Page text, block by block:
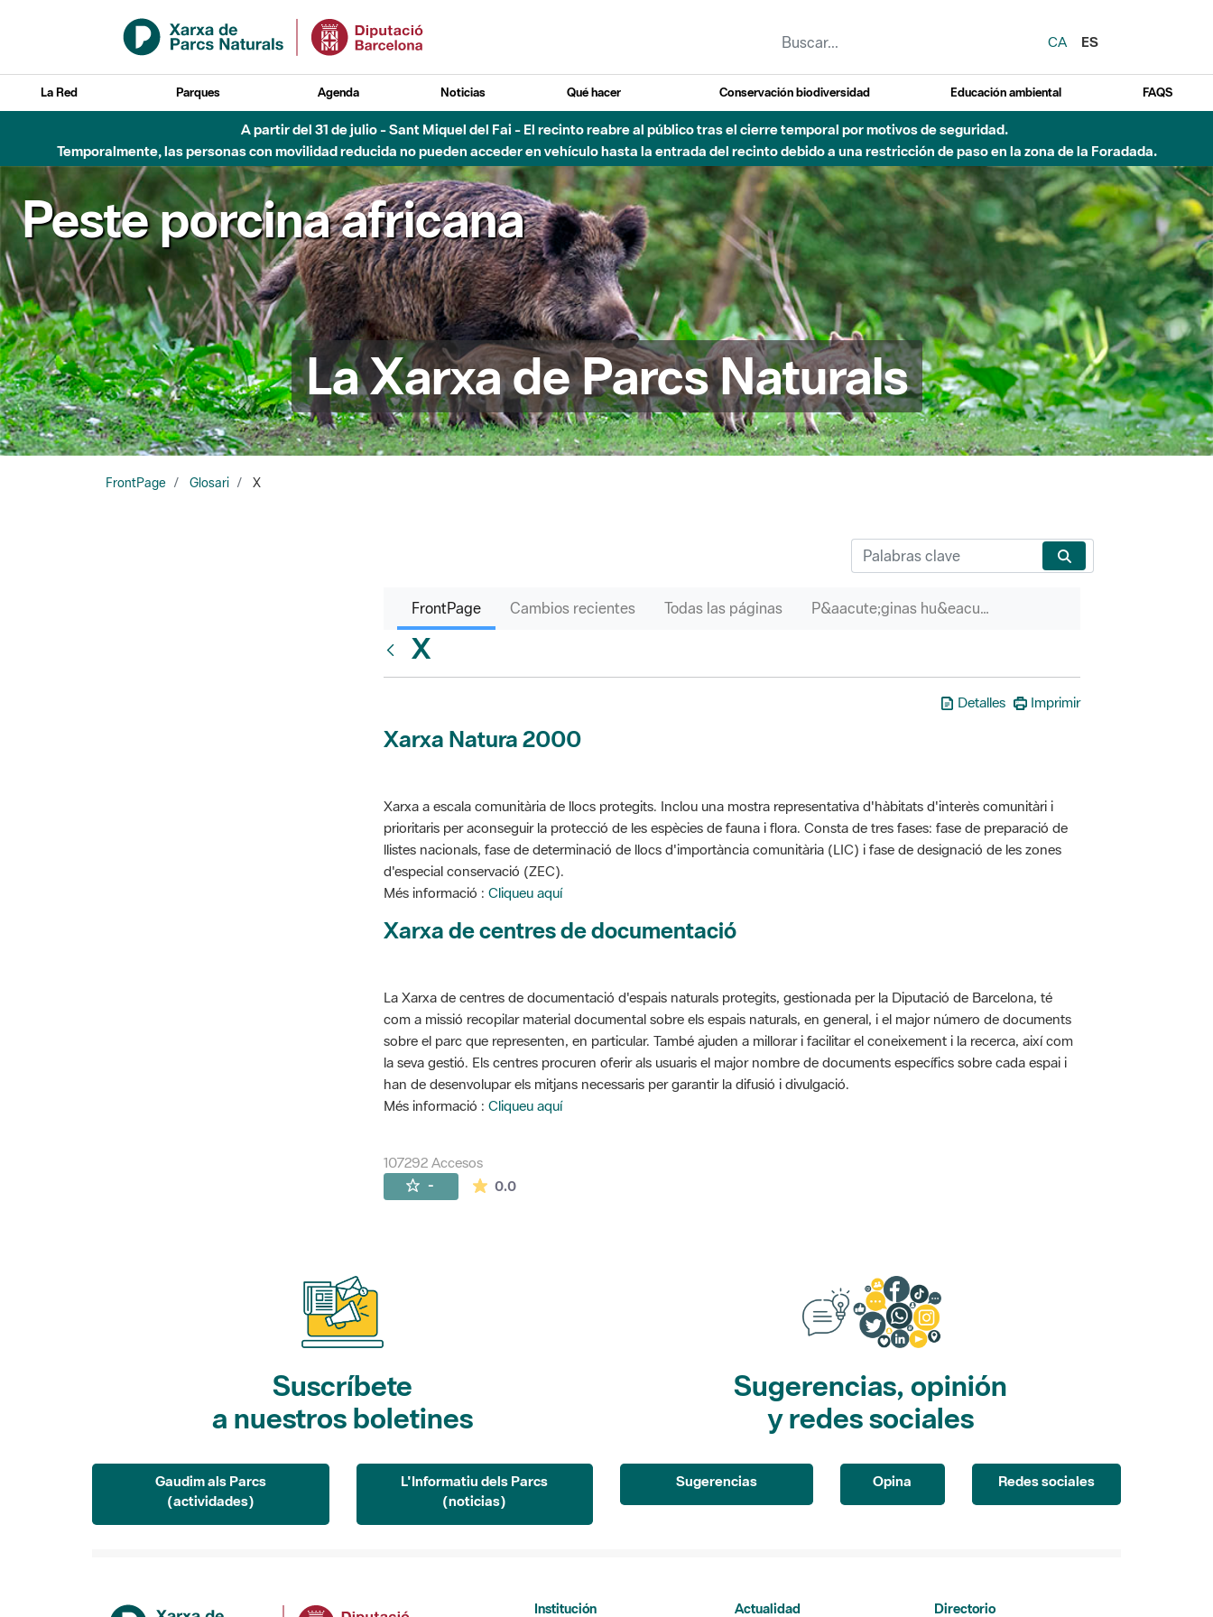
Saltar al contenido principal
CA
ES
La Red Parques Agenda Noticias Qué hacer Conservación biodiversidad Educación ambiental FAQS
A partir del 31 de julio - Sant Miquel del Fai - El recinto reabre al público tras el cierre temporal por motivos de seguridad.
Temporalmente, las personas con movilidad reducida no pueden acceder en vehículo hasta la entrada del recinto debido a una restricción de paso en la zona de la Foradada.
Peste porcina africana
La Xarxa de Parcs Naturals
FrontPage Glosari X
FrontPage Cambios recientes Todas las páginas P&aacute;ginas hu&eacute;rfanas
X
Detalles Imprimir
Xarxa Natura 2000
Xarxa a escala comunitària de llocs protegits. Inclou una mostra representativa d'hàbitats d'interès comunitàri i
prioritaris per aconseguir la protecció de les espècies de fauna i flora. Consta de tres fases: fase de preparació de
llistes nacionals, fase de determinació de llocs d'importància comunitària (LIC) i fase de designació de les zones
d'especial conservació (ZEC).
Més informació : Cliqueu aquí
Xarxa de centres de documentació
La Xarxa de centres de documentació d'espais naturals protegits, gestionada per la Diputació de Barcelona, té
com a missió recopilar material documental sobre els espais naturals, en general, i el major número de documents
sobre el parc que representen, en particular. També ajuden a millorar i facilitar el coneixement i la recerca, així com
la seva gestió. Els centres procuren oferir als usuaris el major nombre de documents específics sobre cada espai i
han de desenvolupar els mitjans necessaris per garantir la difusió i divulgació.
Més informació : Cliqueu aquí
107292 Accesos
- 0.0La valoración media es de 0 estrellas de 5.
Suscríbete
a nuestros boletines
Gaudim als Parcs
(actividades)
L'Informatiu dels Parcs
(noticias)
Sugerencias, opinión
y redes sociales
Sugerencias Opina Redes sociales
Institución Actualidad Directorio